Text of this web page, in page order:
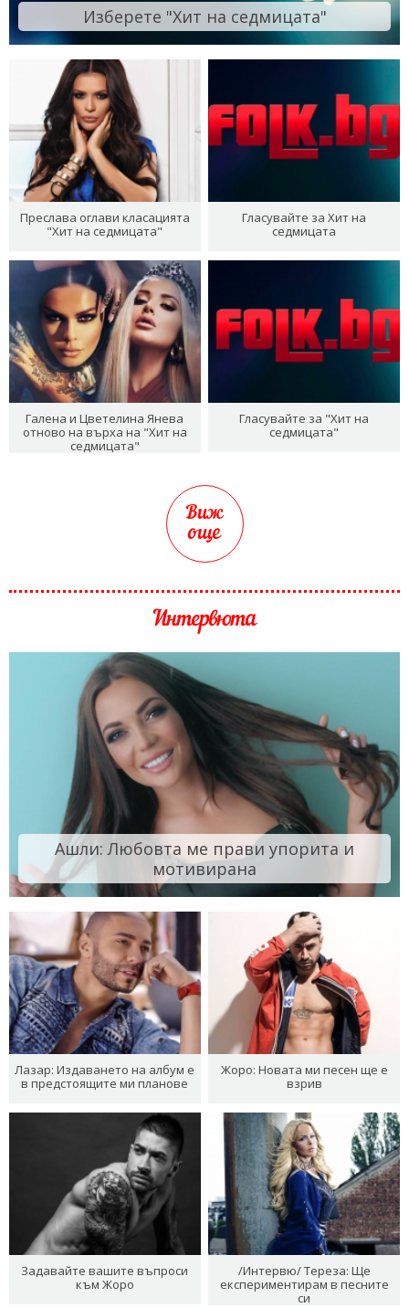
Изберете "Хит на седмицата"
Преслава оглави класацията
"Хит на седмицата"
Гласувайте за Хит на
седмицата
Галена и Цветелина Янева
отново на върха на "Хит на
седмицата"
Гласувайте за "Хит на
седмицата"
Виж
още
Интервюта
Ашли: Любовта ме прави упорита и
мотивирана
Лазар: Издаването на албум е
в предстоящите ми планове
Жоро: Новата ми песен ще е
взрив
Задавайте вашите въпроси
към Жоро
/Интервю/ Тереза: Ще
експериментирам в песните
си